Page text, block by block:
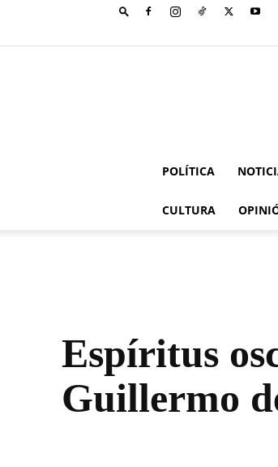
POLÍTICA
CULTURA
Espíritus
Guillermo